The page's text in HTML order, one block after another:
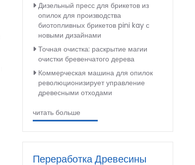
Дизельный пресс для брикетов из
опилок для производства
биотопливных брикетов pini kay с
новыми дизайнами
Точная очистка: раскрытие магии
очистки бревенчатого дерева
Коммерческая машина для опилок
революционизирует управление
древесными отходами
читать больше
Переработка Древесины